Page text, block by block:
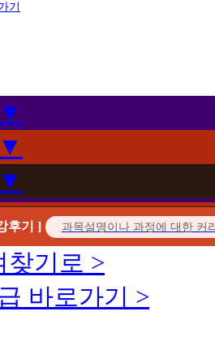
기
후기 ]
찾기로 >
바로가기 >